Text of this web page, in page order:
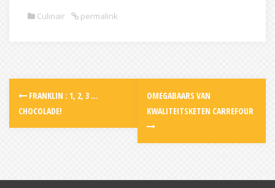
Culinair permalink
Post
navigation
FRANKLIN : 1, 2, 3 …
CHOCOLADE!
OMEGABAARS VAN
KWALITEITSKETEN CARREFOUR